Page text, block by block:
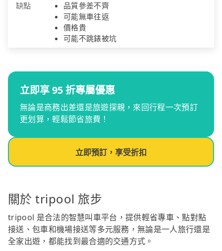
缺點
品質參差不齊
可能無車往返
價格貴
可能不跳錶被坑
立即享 95 折專屬優惠
無論是商務出差還是旅遊探親，來回行程一次預訂
更划算，輕鬆節省旅費！
立即預訂，享受折扣
關於 tripool 旅步
tripool 是合法的智慧叫車平台，提供輕省專車、點對點
接送、包車和機場接送等多元服務，無論是一人旅行還是
全家出遊，都能找到最合適的交通方式。